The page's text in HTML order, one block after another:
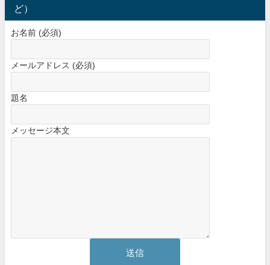
ど）
お名前 (必須)
メールアドレス (必須)
題名
メッセージ本文